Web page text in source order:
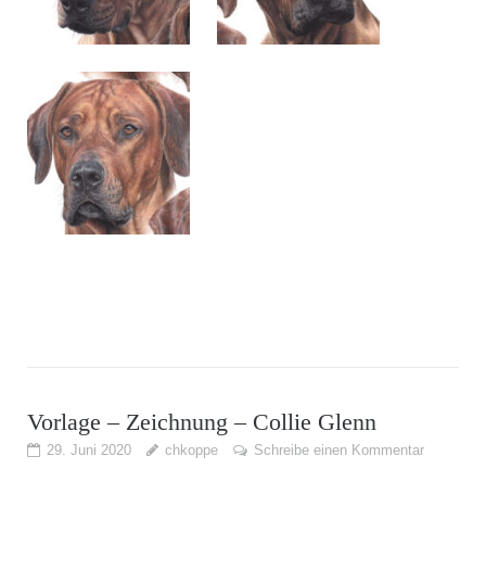
Vorlage – Zeichnung – Collie Glenn
29. Juni 2020 chkoppe Schreibe einen Kommentar